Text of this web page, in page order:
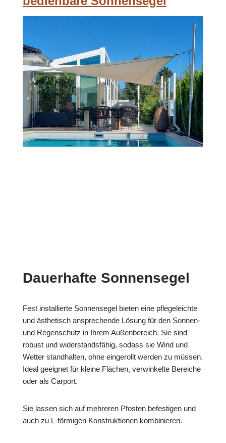
Dauerhafte Sonnensegel
Fest installierte Sonnensegel bieten eine pflegeleichte
und ästhetisch ansprechende Lösung für den Sonnen-
und Regenschutz in Ihrem Außenbereich. Sie sind
robust und widerstandsfähig, sodass sie Wind und
Wetter standhalten, ohne eingerollt werden zu müssen.
Ideal geeignet für kleine Flächen, verwinkelte Bereiche
oder als Carport.
Sie lassen sich auf mehreren Pfosten befestigen und
auch zu L-förmigen Konstruktionen kombinieren.